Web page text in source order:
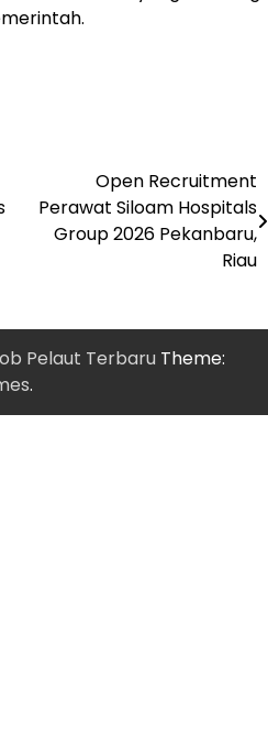
Open Recruitment
Perawat Siloam Hospitals
Group 2026 Pekanbaru,
Riau
Pelaut Terbaru Theme:
.